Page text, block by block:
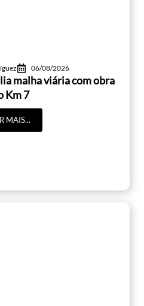
06/08/2026
malha viária com obra
Km 7
MAIS...